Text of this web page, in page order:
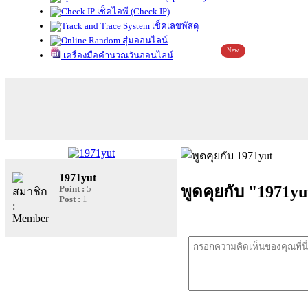
เช็คไอพี (Check IP)
เช็คเลขพัสดุ
สุ่มออนไลน์
เครื่องมือคำนวณวันออนไลน์
New
1971yut
Point : 5
Post : 1 พูดคุยกับ